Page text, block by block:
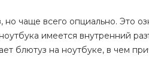
чаще всего опциально. Это
имеется внутренний
блютуз на ноутбуке, в чем